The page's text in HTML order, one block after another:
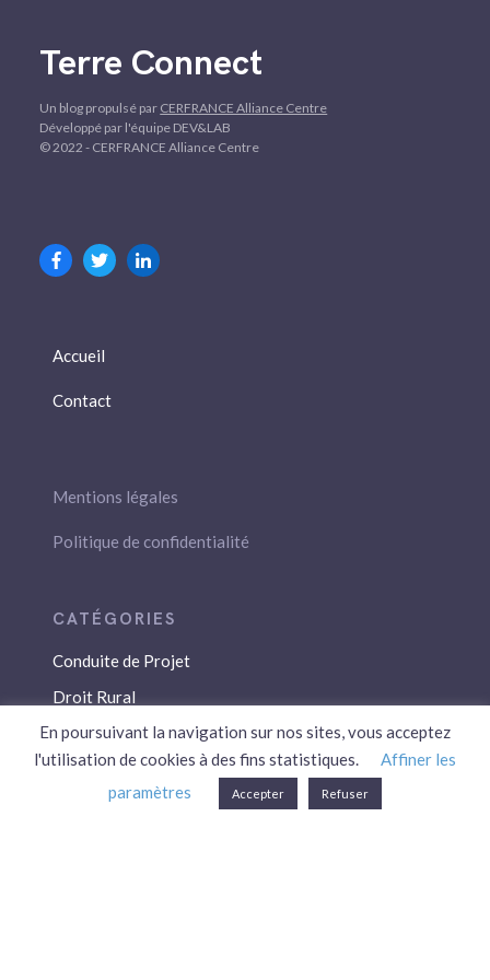
Terre Connect
Un blog propulsé par CERFRANCE Alliance Centre
Développé par l'équipe DEV&LAB
© 2022 - CERFRANCE Alliance Centre
Accueil
Contact
Mentions légales
Politique de confidentialité
Conduite de Projet
Droit Rural
Droit Social
Économie / Gestion
Environnement
En poursuivant la navigation sur nos sites, vous acceptez
l'utilisation de cookies à des fins statistiques.
Affiner les
paramètres
Accepter Refuser